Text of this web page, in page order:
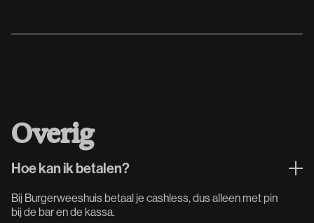
Overig
Hoe kan ik betalen?
Bij Burgerweeshuis betaal je cashless, dus alleen met pin
bij de bar en de kassa.